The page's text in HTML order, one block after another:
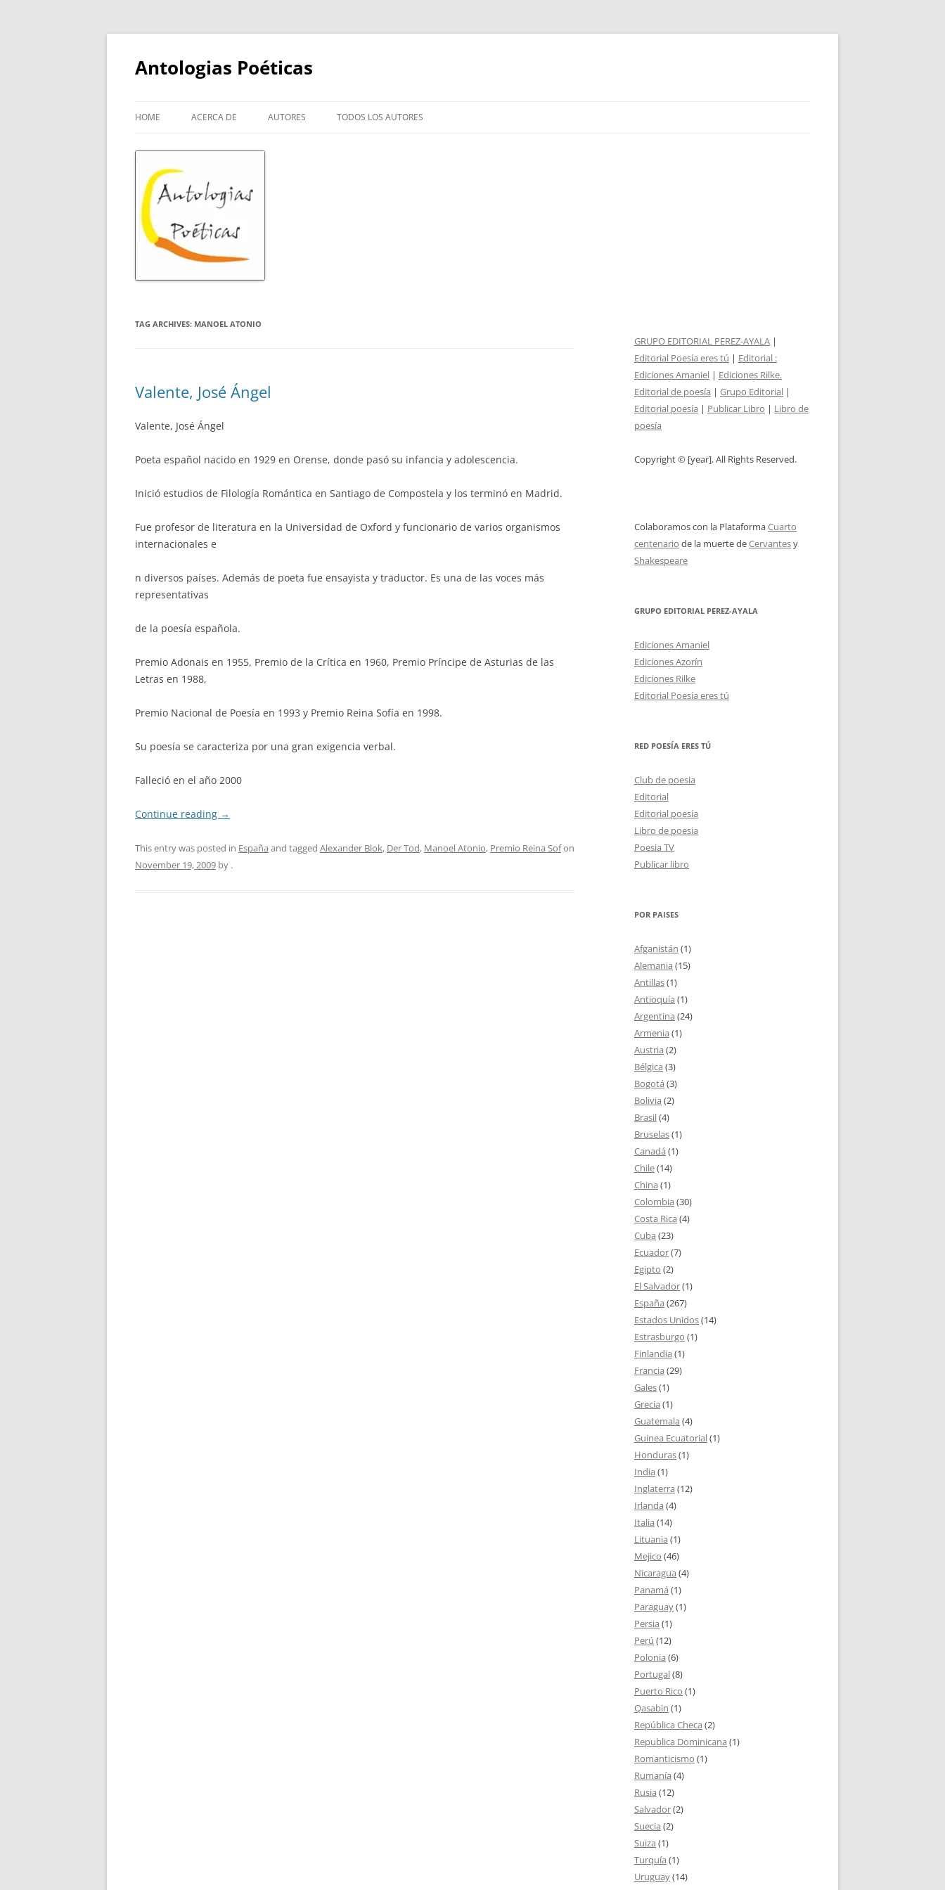
Skip
Antologias Poéticas
HOME ACERCA DE AUTORES TODOS LOS AUTORES
TAG ARCHIVES: MANOEL ATONIO
Valente, José Ángel
Valente, José Ángel
Poeta español nacido en 1929 en Orense, donde pasó su infancia y adolescencia.
Inició estudios de Filología Romántica en Santiago de Compostela y los terminó en Madrid.
Fue profesor de literatura en la Universidad de Oxford y funcionario de varios organismos
internacionales e
n diversos países. Además de poeta fue ensayista y traductor. Es una de las voces más
representativas
de la poesía española.
Premio Adonais en 1955, Premio de la Crítica en 1960, Premio Príncipe de Asturias de las
Letras en 1988,
Premio Nacional de Poesía en 1993 y Premio Reina Sofía en 1998.
Su poesía se caracteriza por una gran exigencia verbal.
Falleció en el año 2000
Continue reading →
This entry was posted in España and tagged Alexander Blok, Der Tod, Manoel Atonio, Premio Reina Sofon
November 19, 2009 by .
GRUPO EDITORIAL PEREZ-AYALA |
Editorial Poesía eres tú | Editorial :
Ediciones Amaniel | Ediciones Rilke.
Editorial de poesía | Grupo Editorial |
Editorial poesía | Publicar Libro | Libro de
poesía
Copyright © [year]. All Rights Reserved.
Colaboramos con la PlataformaCuarto
centenario de la muerte deCervantesy
Shakespeare
GRUPO EDITORIAL PEREZ-AYALA
Ediciones Amaniel
Ediciones Azorín
Ediciones Rilke
Editorial Poesía eres tú
RED POESÍA ERES TÚ
Club de poesia
Editorial
Editorial poesía
Libro de poesia
Poesia TV
Publicar libro
POR PAISES
Afganistán (1)
Alemania (15)
Antillas(1)
Antioquía (1)
Argentina (24)
Armenia (1)
Austria (2)
Bélgica (3)
Bogotá (3)
Bolivia (2)
Brasil(4)
Bruselas(1)
Canadá (1)
Chile(14)
China (1)
Colombia (30)
Costa Rica (4)
Cuba (23)
Ecuador(7)
Egipto (2)
El Salvador(1)
España (267)
Estados Unidos(14)
Estrasburgo (1)
Finlandia (1)
Francia (29)
Gales(1)
Grecia (1)
Guatemala (4)
Guinea Ecuatorial(1)
Honduras(1)
India (1)
Inglaterra (12)
Irlanda (4)
Italia (14)
Lituania (1)
Mejico (46)
Nicaragua (4)
Panamá (1)
Paraguay(1)
Persia (1)
Perú (12)
Polonia (6)
Portugal(8)
Puerto Rico (1)
Qasabin (1)
República Checa (2)
Republica Dominicana (1)
Romanticismo (1)
Rumanía (4)
Rusia (12)
Salvador(2)
Suecia (2)
Suiza (1)
Turquía (1)
Uruguay(14)